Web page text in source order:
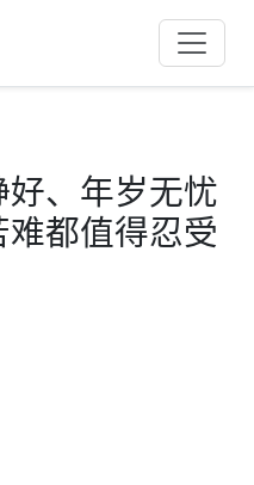
、年岁无忧
都值得忍受